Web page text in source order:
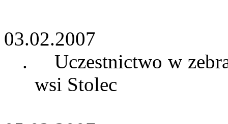
03.02.2007
.
Uczestnictwo w
wsi Stolec